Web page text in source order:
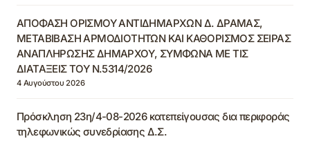
ΑΠΟΦΑΣΗ ΟΡΙΣΜΟΥ ΑΝΤΙΔΗΜΑΡΧΩΝ Δ. ΔΡΑΜΑΣ,
ΜΕΤΑΒΙΒΑΣΗ ΑΡΜΟΔΙΟΤΗΤΩΝ ΚΑΙ ΚΑΘΟΡΙΣΜΟΣ ΣΕΙΡΑΣ
ΑΝΑΠΛΗΡΩΣΗΣ ΔΗΜΑΡΧΟΥ, ΣΥΜΦΩΝΑ ΜΕ ΤΙΣ
ΔΙΑΤΑΞΕΙΣ ΤΟΥ Ν.5314/2026
4 Αυγούστου 2026
Πρόσκληση 23η/4-08-2026 κατεπείγουσας δια περιφοράς
τηλεφωνικώς συνεδρίασης Δ.Σ.